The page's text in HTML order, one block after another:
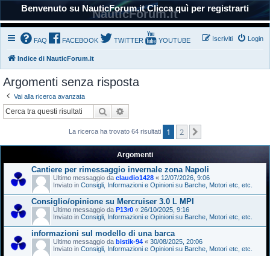
Benvenuto su NauticForum.it Clicca quì per registrarti
NauticForum.it
FAQ FACEBOOK TWITTER YOUTUBE Login
Iscriviti
Indice di NauticForum.it
Argomenti senza risposta
Vai alla ricerca avanzata
Cerca
La ricerca ha trovato 64 risultati 1 2
Argomenti
Cantiere per rimessaggio invernale zona Napoli
Ultimo messaggio da claudio1428 « 12/07/2026, 9:06
Inviato in Consigli, Informazioni e Opinioni su Barche, Motori etc, etc.
Consiglio/opinione su Mercruiser 3.0 L MPI
Ultimo messaggio da P13r0 « 26/10/2025, 9:16
Inviato in Consigli, Informazioni e Opinioni su Barche, Motori etc, etc.
informazioni sul modello di una barca
Ultimo messaggio da bistik-94 « 30/08/2025, 20:06
Inviato in Consigli, Informazioni e Opinioni su Barche, Motori etc, etc.